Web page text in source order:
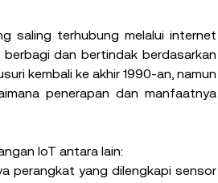
saling terhubung melalui internet
dan bertindak berdasarkan
kembali ke akhir 1990-an, namun
penerapan dan manfaatnya
IoT antara lain:
perangkat yang dilengkapi sensor